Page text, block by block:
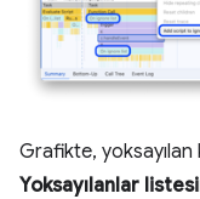
Grafikte, yoksayılan
Yoksayılanlar